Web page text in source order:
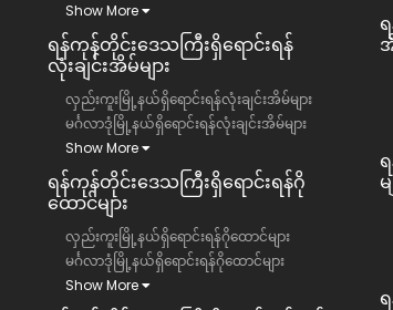
Show More
ရန်ကုန်တိုင်းဒေသကြီး​ရှိရောင်းရန်
လုံးချင်းအိမ်များ
လှည်းကူးမြို့နယ်ရှိရောင်းရန်လုံးချင်းအိမ်များ
မင်္ဂလာဒုံမြို့နယ်ရှိရောင်းရန်လုံးချင်းအိမ်များ
Show More
ရန်ကုန်တိုင်းဒေသကြီး​ရှိရောင်းရန်ဂို
ထောင်များ
လှည်းကူးမြို့နယ်ရှိရောင်းရန်ဂိုထောင်များ
မင်္ဂလာဒုံမြို့နယ်ရှိရောင်းရန်ဂိုထောင်များ
Show More
မ